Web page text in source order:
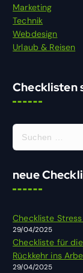
Marketing
Technik
Webdesign
Urlaub & Reisen
Checklisten
S
a
h
:
neue
Checkliste
29/04/2025
Checkliste für
Rückkehr ins
29/04/2025